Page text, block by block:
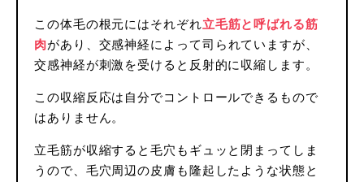
この体毛の根元にはそれぞれ立毛筋と呼ばれる筋
肉があり、交感神経によって司られていますが、
交感神経が刺激を受けると反射的に収縮します。
この収縮反応は自分でコントロールできるもので
はありません。
立毛筋が収縮すると毛穴もギュッと閉まってしま
うので、毛穴周辺の皮膚も隆起したような状態と